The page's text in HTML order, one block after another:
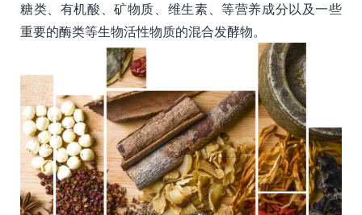
糖类、有机酸、矿物质、维生素、等营养成分以及一些
重要的酶类等生物活性物质的混合发酵物。